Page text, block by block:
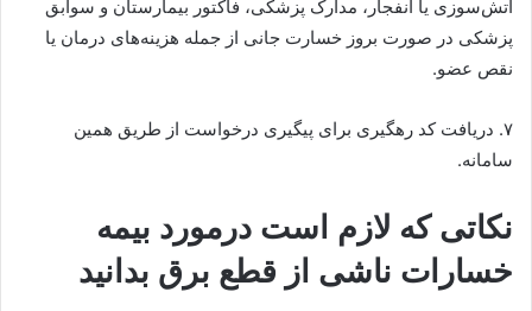
آتش‌سوزی یا انفجار، مدارک پزشکی، فاکتور بیمارستان و سوابق
پزشکی در صورت بروز خسارت جانی از جمله هزینه‌های درمان یا
نقص عضو.
۷. دریافت کد رهگیری برای پیگیری درخواست از طریق همین
سامانه.
نکاتی که لازم است درمورد بیمه
خسارات ناشی از قطع برق بدانید